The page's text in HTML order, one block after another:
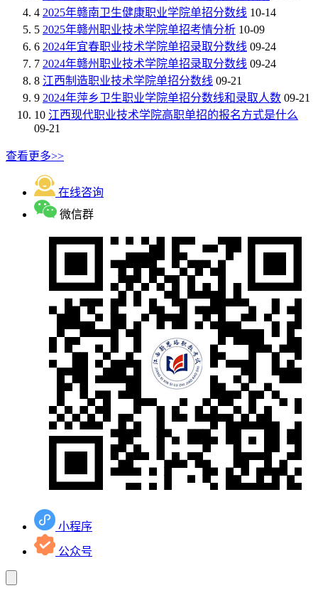
4 2025年赣南卫生健康职业学院单招分数线 10-14
5 2025年赣州职业技术学院单招考情分析 10-09
6 2024年宜春职业技术学院单招录取分数线 09-24
7 2024年赣州职业技术学院单招录取分数线 09-24
8 江西制造职业技术学院单招分数线 09-21
9 2024年萍乡卫生职业学院单招分数线和录取人数 09-21
10 江西现代职业技术学院高职单招的报名方式是什么
09-21
查看更多>>
在线咨询
微信群
小程序
公众号